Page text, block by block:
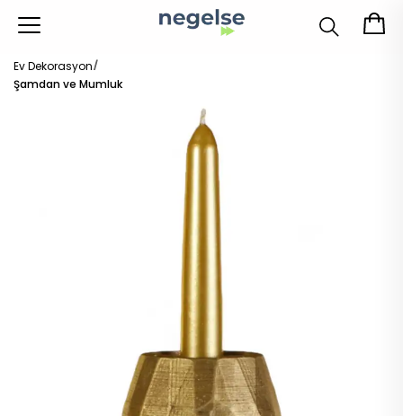
Ev Dekorasyon
Şamdan ve Mumluk